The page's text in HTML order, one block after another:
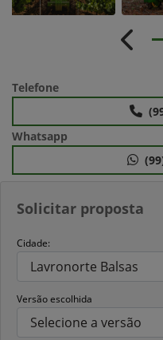
Solicitar proposta
Cidade:
Versão escolhida
Telefone
Whatsapp